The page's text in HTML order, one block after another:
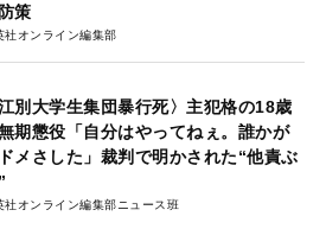
策
社オンライン編集部
江別大学生集団暴行死〉主犯格の18歳
期懲役「自分はやってねぇ。誰かが
メさした」裁判で明かされた“他責ぶ
社オンライン編集部ニュース班